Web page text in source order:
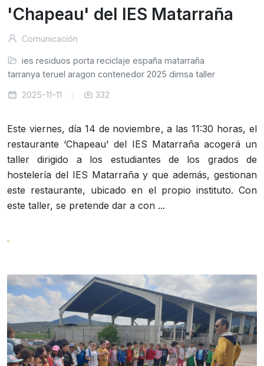
'Chapeau' del IES Matarraña
Comunicación
ies residuos porta reciclaje españa matarraña
teruel aragon contenedor 2025 dimsa taller
2025-11-11 332
Este viernes, día 14 de noviembre, a las 11:30 horas, el
restaurante ‘Chapeau' del IES Matarraña acogerá un
taller dirigido a los estudiantes de los grados de
hostelería del IES Matarraña y que además, gestionan
este restaurante, ubicado en el propio instituto. Con
este taller, se pretende dar a con ...